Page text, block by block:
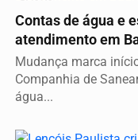
Contas de água e
atendimento em
Mudança marca
Companhia de
água...